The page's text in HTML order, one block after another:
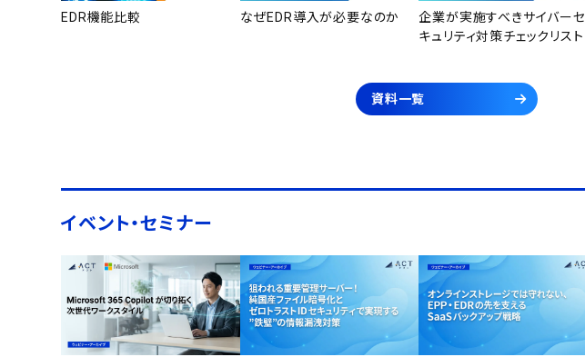
EDR機能比較 なぜEDR導入が必要なのか
企業が実施すべきサイバーセ
キュリティ対策チェックリスト
資料一覧
イベント・セミナー